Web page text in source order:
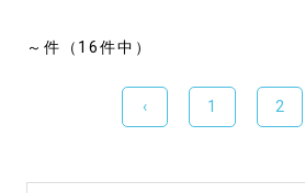
～件（16件中）
‹ 1 2